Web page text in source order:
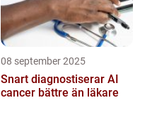
08 september 2025
Snart diagnostiserar AI
cancer bättre än läkare